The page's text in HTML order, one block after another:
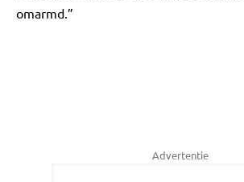
omarmd.”
Advertentie